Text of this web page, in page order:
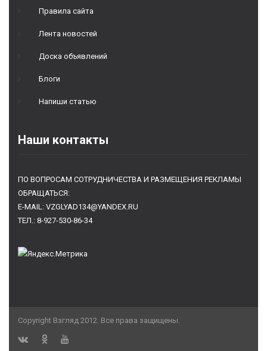
Правила сайта
Лента новостей
Доска объявлений
Блоги
Напиши статью
Наши контакты
ПО ВОПРОСАМ СОТРУДНИЧЕСТВА И РАЗМЕЩЕНИЯ РЕКЛАМЫ
ОБРАЩАТЬСЯ:
E-MAIL: VZGLYAD134@YANDEX.RU
ТЕЛ.: 8-927-530-86-34
Copyright Взгляд 2012. Все права защищены.